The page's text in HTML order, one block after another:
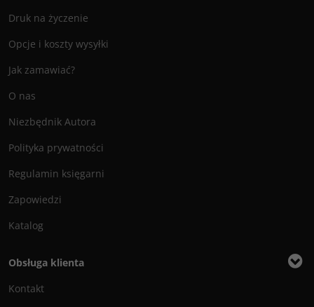
Druk na życzenie
Opcje i koszty wysyłki
Jak zamawiać?
O nas
Niezbędnik Autora
Polityka prywatności
Regulamin księgarni
Zapowiedzi
Katalog
Obsługa klienta
Kontakt